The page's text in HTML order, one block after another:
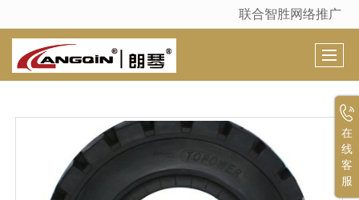
很遗憾，因您的浏览器版本过低导致无法获得最佳浏览体验，推荐下载安装谷歌浏览器！
联合智胜网络推广
在
线
客
服